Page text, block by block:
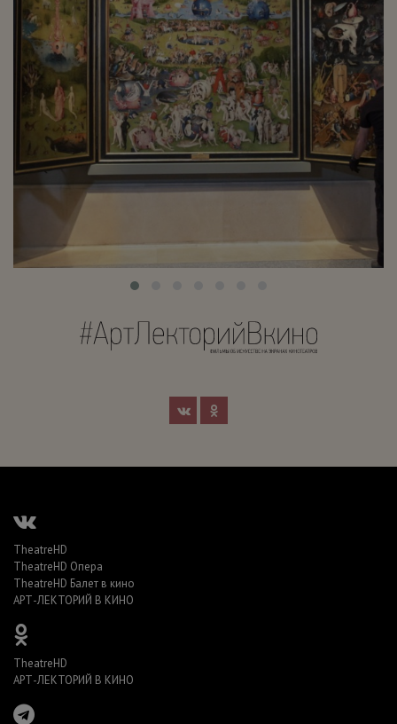
TheatreHD
TheatreHD Опера
TheatreHD Балет в кино
АРТ-ЛЕКТОРИЙ В КИНО
TheatreHD
АРТ-ЛЕКТОРИЙ В КИНО